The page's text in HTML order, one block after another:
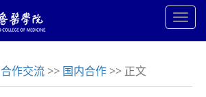
合作交流 >> 国内合作 >> 正文